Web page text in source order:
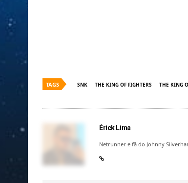
TAGS SNK THE KING OF FIGHTERS THE KING
Érick Lima
Netrunner e fã do Johnny